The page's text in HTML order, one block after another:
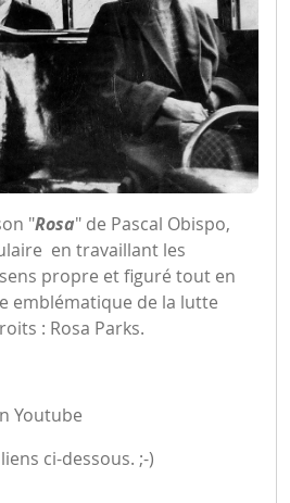
"Rosa" de Pascal Obispo,
en travaillant les
propre et figuré tout en
emblématique de la lutte
: Rosa Parks.
Youtube
ci-dessous. ;-)